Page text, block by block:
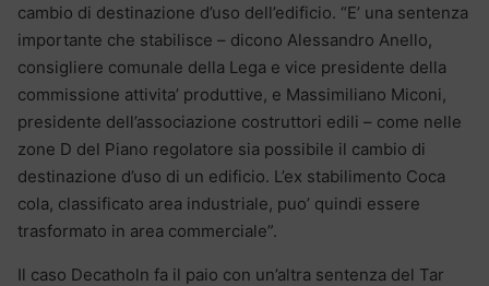
cambio di destinazione d’uso dell’edificio. “E’ una sentenza
importante che stabilisce – dicono Alessandro Anello,
consigliere comunale della Lega e vice presidente della
commissione attivita’ produttive, e Massimiliano Miconi,
presidente dell’associazione costruttori edili – come nelle
zone D del Piano regolatore sia possibile il cambio di
destinazione d’uso di un edificio. L’ex stabilimento Coca
cola, classificato area industriale, puo’ quindi essere
trasformato in area commerciale”.
Il caso Decatholn fa il paio con un’altra sentenza del Tar